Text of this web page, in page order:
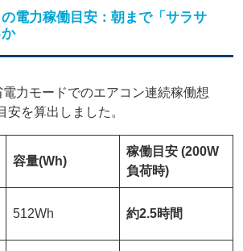
電力稼働目安：朝まで「サラサ
力モードでのエアコン連続稼働想
安を算出しました。
容量(Wh)
稼働目安 (200W
負荷時)
512Wh 約2.5時間